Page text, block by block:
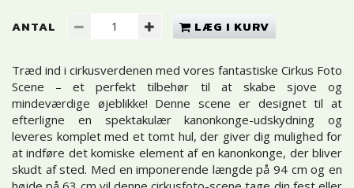
ANTAL LÆG I KURV
Træd ind i cirkusverdenen med vores fantastiske Cirkus Foto
Scene – et perfekt tilbehør til at skabe sjove og
mindeværdige øjeblikke! Denne scene er designet til at
efterligne en spektakulær kanonkonge-udskydning og
leveres komplet med et tomt hul, der giver dig mulighed for
at indføre det komiske element af en kanonkonge, der bliver
skudt af sted. Med en imponerende længde på 94 cm og en